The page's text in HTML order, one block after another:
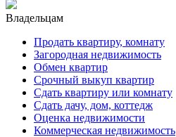
Владельцам
Продать квартиру, комнату
Загородная недвижимость
Обмен квартир
Срочный выкуп квартир
Сдать квартиру или комнату
Сдать дачу, дом, коттедж
Оценка недвижимости
Коммерческая недвижимость